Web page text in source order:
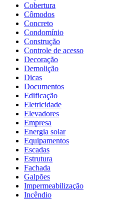
Cobertura
Cômodos
Concreto
Condomínio
Construção
Controle de acesso
Decoração
Demolição
Dicas
Documentos
Edificação
Eletricidade
Elevadores
Empresa
Energia solar
Equipamentos
Escadas
Estrutura
Fachada
Galpões
Impermeabilização
Incêndio